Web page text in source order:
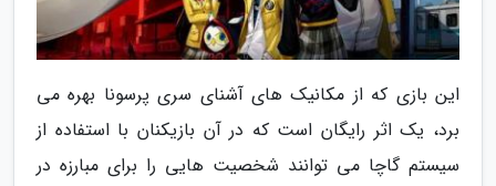
این بازی که از مکانیک های آشنای سری پرسونا بهره می
برد، یک اثر رایگان است که در آن بازیکنان با استفاده از
سیستم گاچا می توانند شخصیت هایی را برای مبارزه در